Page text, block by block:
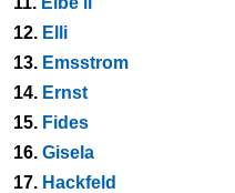
12. Elli
13. Emsstrom
14. Ernst
15. Fides
16. Gisela
17. Hackfeld